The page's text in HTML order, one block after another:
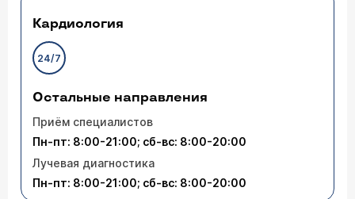
Кардиология
24/7
Остальные направления
Приём специалистов
Пн-пт: 8:00-21:00; сб-вс: 8:00-20:00
Лучевая диагностика
Пн-пт: 8:00-21:00; сб-вс: 8:00-20:00